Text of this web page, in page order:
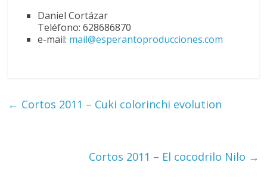
Daniel Cortázar
Teléfono: 628686870
e-mail: mail@esperantoproducciones.com
← Cortos 2011 – Cuki colorinchi evolution
Cortos 2011 – El cocodrilo Nilo →